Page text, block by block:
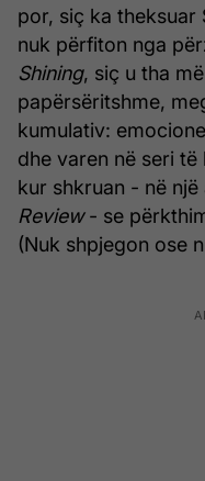
por, siç ka theksuar
nuk përfiton nga
Shining, siç u tha
papërsëritshme,
kumulativ:
dhe varen në seri të
kur shkruan - në
Review- se
(Nuk shpjegon ose